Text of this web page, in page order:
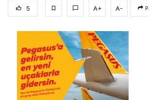
5 A+ A-